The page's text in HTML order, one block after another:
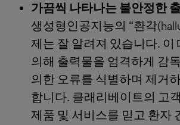
가끔씩 나타나는 불안정한
생성형인공지능의 “환각
제는 잘 알려져 있습니다. 이
의해 출력물을 엄격하게 감
의한 오류를 식별하며 제거
합니다. 클래리베이트의 고
제품 및 서비스를 믿고 환자